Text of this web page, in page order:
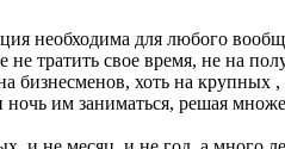
необходима для любого
тратить свое время, не на
бизнесменов, хоть на крупных
ночь им заниматься, решая